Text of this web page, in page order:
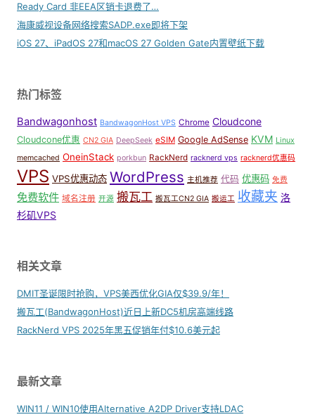
Ready Card 非EEA区销卡退费了…
海康威视设备网络搜索SADP.exe即将下架
iOS 27、iPadOS 27和macOS 27 Golden Gate内置壁纸下载
热门标签
Bandwagonhost BandwagonHost VPS Chrome Cloudcone
Cloudcone优惠 CN2 GIA DeepSeek eSIM Google AdSense KVM Linux
memcached OneinStack porkbun RackNerd racknerd vps racknerd优惠码
VPS VPS优惠动态 WordPress 主机推荐 代码 优惠码 免费
免费软件 域名注册 开源 搬瓦工 搬瓦工CN2 GIA 搬运工 收藏夹 洛
杉矶VPS
相关文章
DMIT圣诞限时抢购，VPS美西优化GIA仅$39.9/年！
搬瓦工(BandwagonHost)近日上新DC5机房高端线路
RackNerd VPS 2025年黑五促销年付$10.6美元起
最新文章
WIN11 / WIN10使用Alternative A2DP Driver支持LDAC